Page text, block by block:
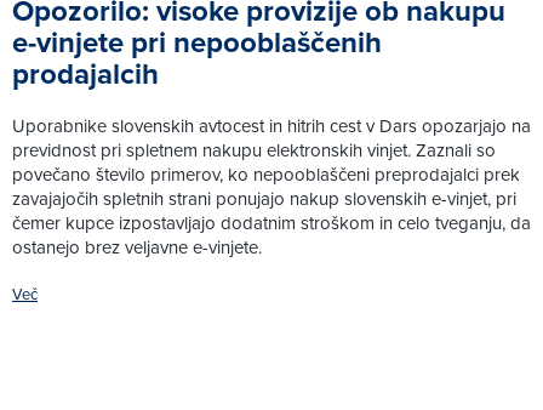
Opozorilo: visoke provizije ob nakupu
e-vinjete pri nepooblaščenih
prodajalcih
Uporabnike slovenskih avtocest in hitrih cest v Dars opozarjajo na
previdnost pri spletnem nakupu elektronskih vinjet. Zaznali so
povečano število primerov, ko nepooblaščeni preprodajalci prek
zavajajočih spletnih strani ponujajo nakup slovenskih e-vinjet, pri
čemer kupce izpostavljajo dodatnim stroškom in celo tveganju, da
ostanejo brez veljavne e-vinjete.
Več